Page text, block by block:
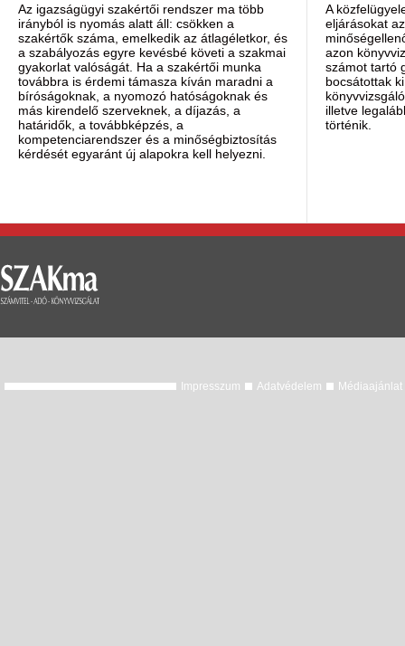
Az igazságügyi szakértői rendszer ma több
irányból is nyomás alatt áll: csökken a
szakértők száma, emelkedik az átlagéletkor, és
a szabályozás egyre kevésbé követi a szakmai
gyakorlat valóságát. Ha a szakértői munka
továbbra is érdemi támasza kíván maradni a
bíróságoknak, a nyomozó hatóságoknak és
más kirendelő szerveknek, a díjazás, a
határidők, a továbbképzés, a
kompetenciarendszer és a minőségbiztosítás
kérdését egyaránt új alapokra kell helyezni.
A
eljárásokat
azon
számot tartó
bocsátottak
illetve
történik.
Impresszum Adatvédelem Médiaajánlat